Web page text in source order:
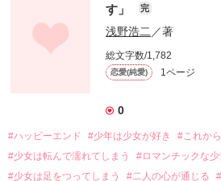
す」
完
浅野浩二 ／著
総文字数/1,782
恋愛(純愛) 1ページ
0
#ハッピーエンド #少年は少女が好き
#これか
#少女は転んで濡れてしまう
#ロマンチックな
#少女は足をつってしまう
#二人の心が通じる